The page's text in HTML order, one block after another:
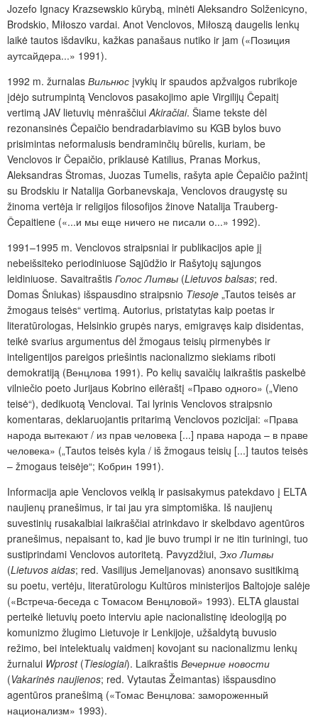
Jozefo Ignacy Krazsewskio kūrybą, minėti Aleksandro Solženicyno,
Brodskio, Miłoszo vardai. Anot Venclovos, Miłoszą daugelis lenkų
laikė tautos išdaviku, kažkas panašaus nutiko ir jam («Позиция
аутсайдера...» 1991).
1992 m. žurnalas Вильнюс įvykių ir spaudos apžvalgos rubrikoje
įdėjo sutrumpintą Venclovos pasakojimo apie Virgilijų Čepaitį
vertimą JAV lietuvių mėnraščiui Akiračiai. Šiame tekste dėl
rezonansinės Čepaičio bendradarbiavimo su KGB bylos buvo
prisimintas neformalusis bendraminčių būrelis, kuriam, be
Venclovos ir Čepaičio, priklausė Katilius, Pranas Morkus,
Aleksandras Štromas, Juozas Tumelis, rašyta apie Čepaičio pažintį
su Brodskiu ir Natalija Gorbanevskaja, Venclovos draugystę su
žinoma vertėja ir religijos filosofijos žinove Natalija Trauberg-
Čepaitiene («...и мы еще ничего не писали о...» 1992).
1991–1995 m. Venclovos straipsniai ir publikacijos apie jį
nebeišsiteko periodiniuose Sąjūdžio ir Rašytojų sąjungos
leidiniuose. Savaitraštis Голос Литвы (Lietuvos balsas; red.
Domas Šniukas) išspausdino straipsnio Tiesoje „Tautos teisės ar
žmogaus teisės“ vertimą. Autorius, pristatytas kaip poetas ir
literatūrologas, Helsinkio grupės narys, emigravęs kaip disidentas,
teikė svarius argumentus dėl žmogaus teisių pirmenybės ir
inteligentijos pareigos priešintis nacionalizmo siekiams riboti
demokratiją (Венцлова 1991). Po kelių savaičių laikraštis paskelbė
vilniečio poeto Jurijaus Kobrino eilėraštį «Право одного» („Vieno
teisė“), dedikuotą Venclovai. Tai lyrinis Venclovos straipsnio
komentaras, deklaruojantis pritarimą Venclovos pozicijai: «Права
народа вытекают / из прав человека [...] права народа – в праве
человека» („Tautos teisės kyla / iš žmogaus teisių [...] tautos teisės
– žmogaus teisėje“; Кобрин 1991).
Informacija apie Venclovos veiklą ir pasisakymus patekdavo į ELTA
naujienų pranešimus, ir tai jau yra simptomiška. Iš naujienų
suvestinių rusakalbiai laikraščiai atrinkdavo ir skelbdavo agentūros
pranešimus, nepaisant to, kad jie buvo trumpi ir ne itin turiningi, tuo
sustiprindami Venclovos autoritetą. Pavyzdžiui, Эхо Литвы
(Lietuvos aidas; red. Vasilijus Jemeljanovas) anonsavo susitikimą
su poetu, vertėju, literatūrologu Kultūros ministerijos Baltojoje salėje
(«Встреча-беседа с Томасом Венцловой» 1993). ELTA glaustai
perteikė lietuvių poeto interviu apie nacionalistinę ideologiją po
komunizmo žlugimo Lietuvoje ir Lenkijoje, užšaldytą buvusio
režimo, bei intelektualų vaidmenį kovojant su nacionalizmu lenkų
žurnalui Wprost(Tiesiogiai). Laikraštis Вечерние новости
(Vakarinės naujienos; red. Vytautas Žeimantas) išspausdino
agentūros pranešimą («Томас Венцлова: замороженный
национализм» 1993).